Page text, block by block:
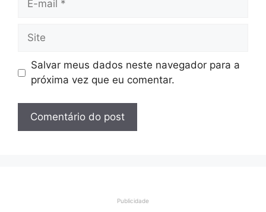
Site
Salvar meus dados neste navegador para a
próxima vez que eu comentar.
Publicidade